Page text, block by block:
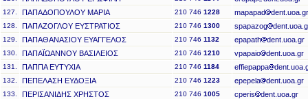
127. ΠΑΠΑΔΟΠΟΥΛΟΥ ΜΑΡΙΑ 210 746 1228 mapapad dent.uoa.gr
128. ΠΑΠΑΖΟΓΛΟΥ ΕΥΣΤΡΑΤΙΟΣ 210 746 1300 spapazog
129. ΠΑΠΑΘΑΝΑΣΙΟΥ ΕΥΑΓΓΕΛΟΣ 210 746 1132 epapath dent.uoa.gr
130. ΠΑΠΑΪΩΑΝΝΟΥ ΒΑΣΙΛΕΙΟΣ 210 746 1210 vpapaio dent.uoa.gr
131. ΠΑΠΠΑ ΕΥΤΥΧΙΑ 210 746 1184 effiepappa
132. ΠΕΠΕΛΑΣΗ ΕΥΔΟΞΙΑ 210 746 1223 epepela dent.uoa.gr
133. ΠΕΡΙΣΑΝΙΔΗΣ ΧΡΗΣΤΟΣ 210 746 1005 cperis dent.uoa.gr